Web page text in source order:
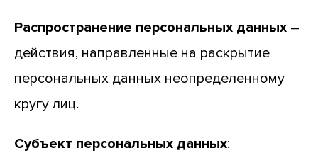
Распространение персональных данных –
действия, направленные на раскрытие
персональных данных неопределенному
кругу лиц.
Субъект персональных данных: